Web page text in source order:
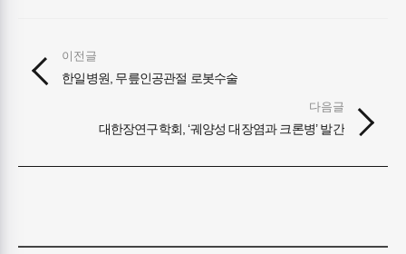
이전글
한일병원, 무릎인공관절 로봇수술
다음글
대한장연구학회, ‘궤양성 대장염과 크론병’ 발간